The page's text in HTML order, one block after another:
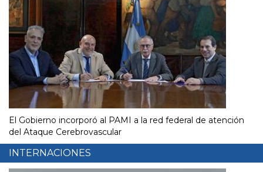
El Gobierno incorporó al PAMI a la red federal de atención
del Ataque Cerebrovascular
INTERNACIONES